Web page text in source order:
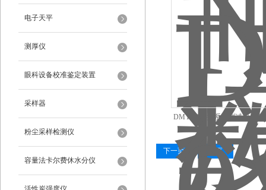
电子天平
测厚仪
眼科设备校准鉴定装置
采样器
粉尘采样检测仪
容量法卡尔费休水分仪
DMY-01摩擦系数测试仪 摩
下一页 末页